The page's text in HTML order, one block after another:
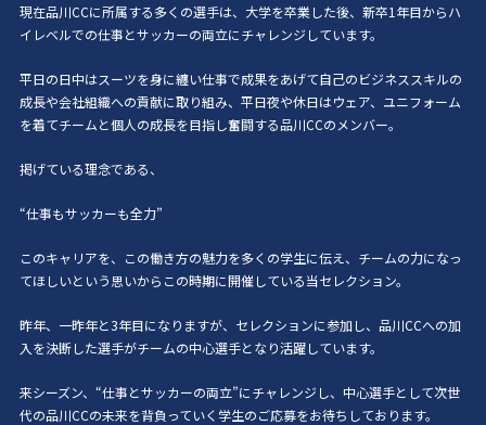
現在品川CCに所属する多くの選手は、大学を卒業した後、新卒1年目からハ
イレベルでの仕事とサッカーの両立にチャレンジしています。
平日の日中はスーツを身に纏い仕事で成果をあげて自己のビジネススキルの
成長や会社組織への貢献に取り組み、平日夜や休日はウェア、ユニフォーム
を着てチームと個人の成長を目指し奮闘する品川CCのメンバー。
掲げている理念である、
“仕事もサッカーも全力”
このキャリアを、この働き方の魅力を多くの学生に伝え、チームの力になっ
てほしいという思いからこの時期に開催している当セレクション。
昨年、一昨年と3年目になりますが、セレクションに参加し、品川CCへの加
入を決断した選手がチームの中心選手となり活躍しています。
来シーズン、“仕事とサッカーの両立”にチャレンジし、中心選手として次世
代の品川CCの未来を背負っていく学生のご応募をお待ちしております。